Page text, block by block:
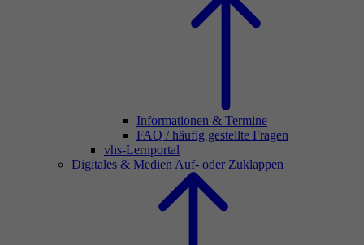
Informationen & Termine
FAQ / häufig gestellte Fragen
vhs-Lernportal
Digitales & Medien Auf- oder Zuklappen